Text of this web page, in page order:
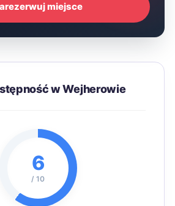
miejsce
w Wejherowie
6
/ 10